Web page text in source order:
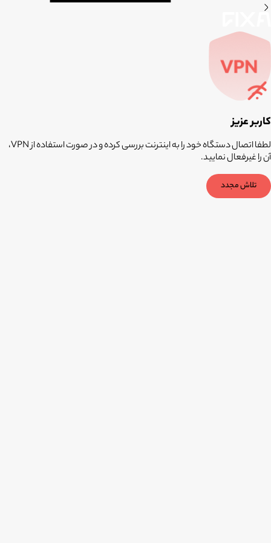
کاربر عزیز
لطفا اتصال دستگاه خود را به اینترنت بررسی کرده و در صورت استفاده از VPN،
آن را غیرفعال نمایید.
تلاش مجدد